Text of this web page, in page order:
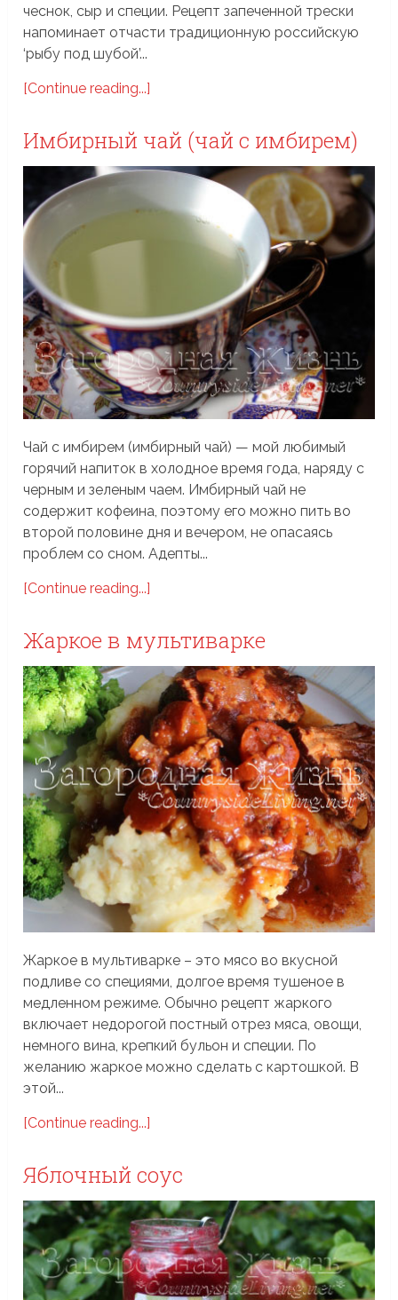
чеснок, сыр и специи. Рецепт запеченной трески
напоминает отчасти традиционную российскую
‘рыбу под шубой’...
[Continue reading...]
Имбирный чай (чай с имбирем)
Чай с имбирем (имбирный чай) — мой любимый
горячий напиток в холодное время года, наряду с
черным и зеленым чаем. Имбирный чай не
содержит кофеина, поэтому его можно пить во
второй половине дня и вечером, не опасаясь
проблем со сном. Адепты...
[Continue reading...]
Жаркое в мультиварке
Жаркое в мультиварке – это мясо во вкусной
подливе со специями, долгое время тушеное в
медленном режиме. Обычно рецепт жаркого
включает недорогой постный отрез мяса, овощи,
немного вина, крепкий бульон и специи. По
желанию жаркое можно сделать с картошкой. В
этой...
[Continue reading...]
Яблочный соус